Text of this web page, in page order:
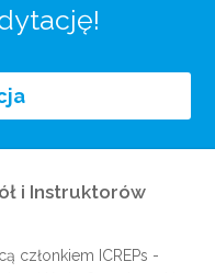
i Instruktorów
członkiem ICREPs -